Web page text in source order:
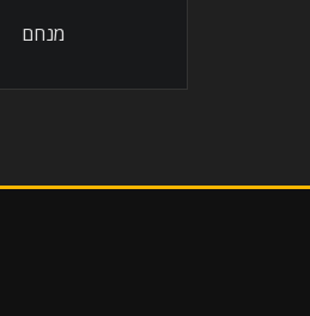
מנחם